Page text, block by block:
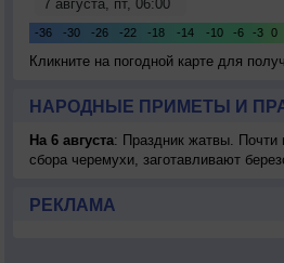
Кликните на погодной карте для
НАРОДНЫЕ ПРИМЕТЫ И
На 6 августа: Праздник жатвы. Почти
сбора черемухи, заготавливают
РЕКЛАМА